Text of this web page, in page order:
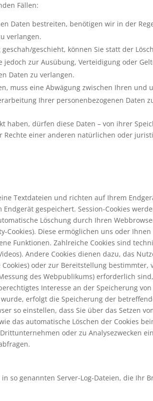
Fällen:
Daten bestreiten, benötigen wir in der
verlangen.
geschieht, können Sie statt der
zur Ausübung, Verteidigung oder
Daten zu verlangen.
muss eine Abwägung zwischen Ihren
Ihrer personenbezogenen Daten
haben, dürfen diese Daten – von ihrer
einer anderen natürlichen oder
Textdateien und richten auf Ihrem
gespeichert. Session-Cookies
Löschung durch Ihren
Cookies). Diese ermöglichen uns oder
Funktionen. Zahlreiche Cookies sind
Andere Cookies dienen dazu, das
oder zur Bereitstellung
des Webpublikums) erforderlich
Interesse an der Speicherung
erfolgt die Speicherung der
so einstellen, dass Sie über das Setzen
das automatische Löschen der Cookies
oder zu Analysezwecken
so genannten Server-Log-Dateien, die Ihr